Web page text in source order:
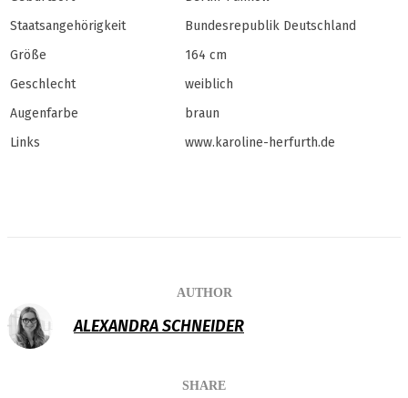
Staatsangehörigkeit
Bundesrepublik Deutschland
Größe
164 cm
Geschlecht
weiblich
Augenfarbe
braun
Links
www.karoline-herfurth.de
AUTHOR
ALEXANDRA SCHNEIDER
SHARE